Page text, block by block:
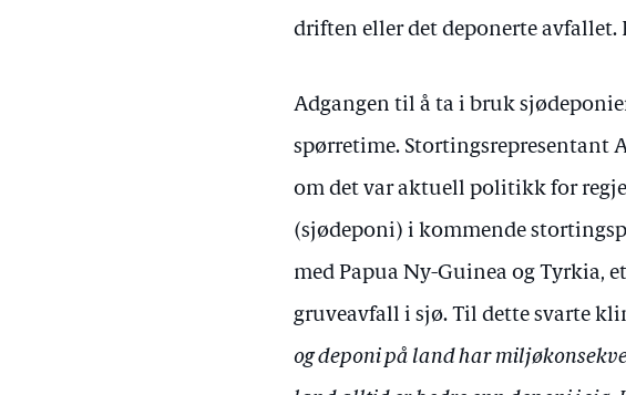
driften eller det deponerte avfallet.
Adgangen til å ta i bruk
spørretime. Stortingsrepresentant
om det var aktuell politikk for
(sjødeponi) i kommende
med Papua Ny-Guinea og Tyrkia,
gruveavfall i sjø. Til dette svarte
og deponi på land har